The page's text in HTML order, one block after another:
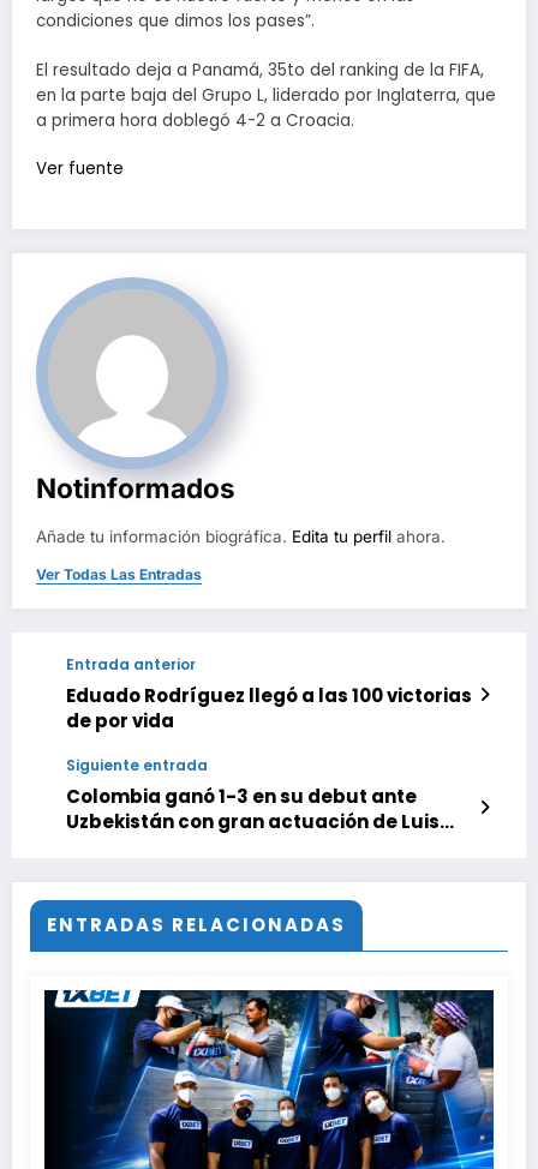
condiciones que dimos los pases”.
El resultado deja a Panamá, 35to del ranking de la FIFA,
en la parte baja del Grupo L, liderado por Inglaterra, que
a primera hora doblegó 4-2 a Croacia.
Ver fuente
Notinformados
Añade tu información biográfica. Edita tu perfil ahora.
Ver Todas Las Entradas
Entrada anterior
Eduado Rodríguez llegó a las 100 victorias
de por vida
Siguiente entrada
Colombia ganó 1-3 en su debut ante
Uzbekistán con gran actuación de Luis
ENTRADAS RELACIONADAS